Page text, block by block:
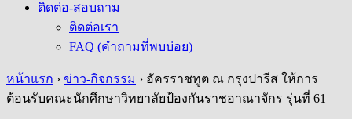
ติดต่อ-สอบถาม
ติดต่อเรา
FAQ (คำถามที่พบบ่อย)
หน้าแรก › ข่าว-กิจกรรม › อัครราชทูต ณ กรุงปารีส ให้การ
ต้อนรับคณะนักศึกษาวิทยาลัยป้องกันราชอาณาจักร รุ่นที่ 61